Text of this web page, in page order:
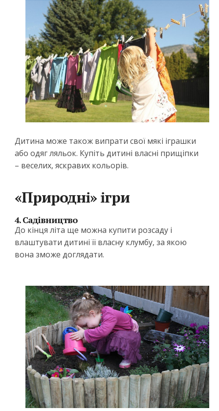
Дитина може також випрати свої мякі іграшки
або одяг ляльок. Купіть дитині власні прищіпки
– веселих, яскравих кольорів.
«Природні» ігри
4. Садівництво
До кінця літа ще можна купити розсаду і
влаштувати дитині її власну клумбу, за якою
вона зможе доглядати.